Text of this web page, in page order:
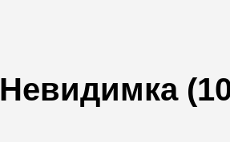
Невидимка